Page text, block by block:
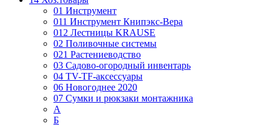
01 Инструмент
011 Инструмент Книпэкс-Вера
012 Лестницы KRAUSE
02 Поливочные системы
021 Растениеводство
03 Садово-огородный инвентарь
04 TV-TF-аксессуары
06 Новогоднее 2020
07 Сумки и рюкзаки монтажника
А
Б